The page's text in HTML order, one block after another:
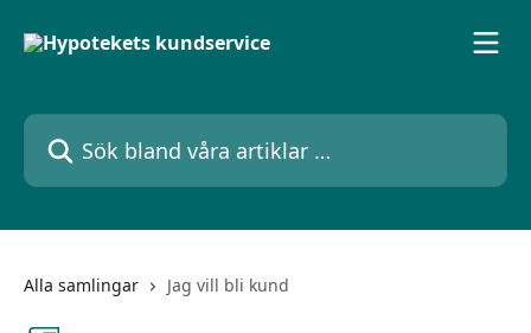
Sök bland våra artiklar …
Alla samlingar Jag vill bli kund